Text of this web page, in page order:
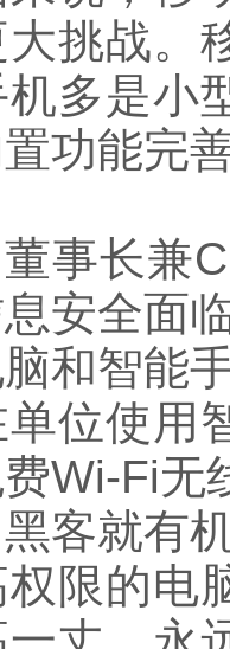
大挑战。
多是小
功能完
事长兼
安全面
和智能
单位使用
Wi-Fi无
客就有
限的电